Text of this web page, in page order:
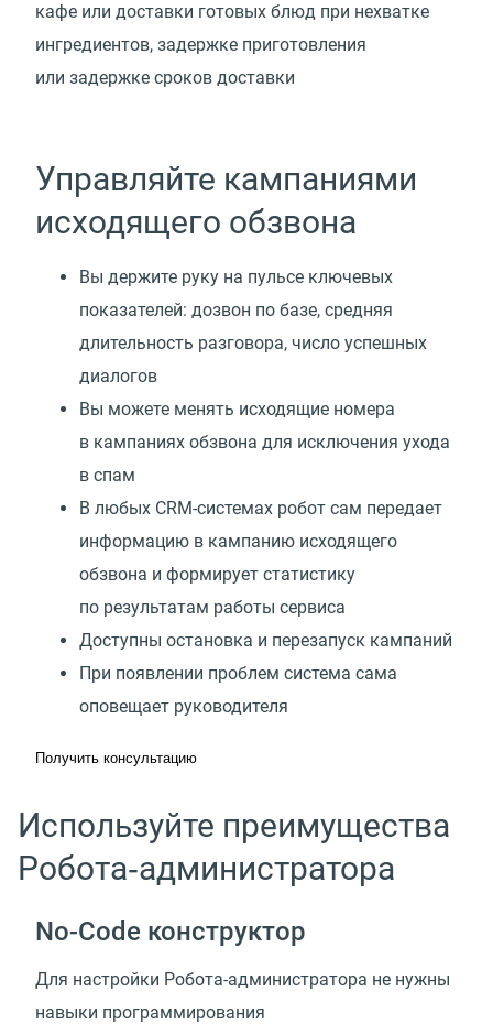
кафе или доставки готовых блюд при нехватке
ингредиентов, задержке приготовления
или задержке сроков доставки
Управляйте кампаниями
исходящего обзвона
Вы держите руку на пульсе ключевых
показателей: дозвон по базе, средняя
длительность разговора, число успешных
диалогов
Вы можете менять исходящие номера
в кампаниях обзвона для исключения ухода
в спам
В любых CRM-системах робот сам передает
информацию в кампанию исходящего
обзвона и формирует статистику
по результатам работы сервиса
Доступны остановка и перезапуск кампаний
При появлении проблем система сама
оповещает руководителя
Получить консультацию
Используйте преимущества
Робота‑администратора
No-Code конструктор
Для настройки Робота-администратора не нужны
навыки программирования